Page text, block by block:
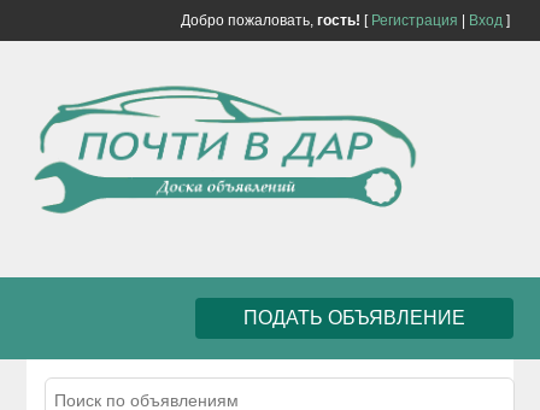
Добро пожаловать, гость! [ Регистрация Вход]
ПОДАТЬ ОБЪЯВЛЕНИЕ